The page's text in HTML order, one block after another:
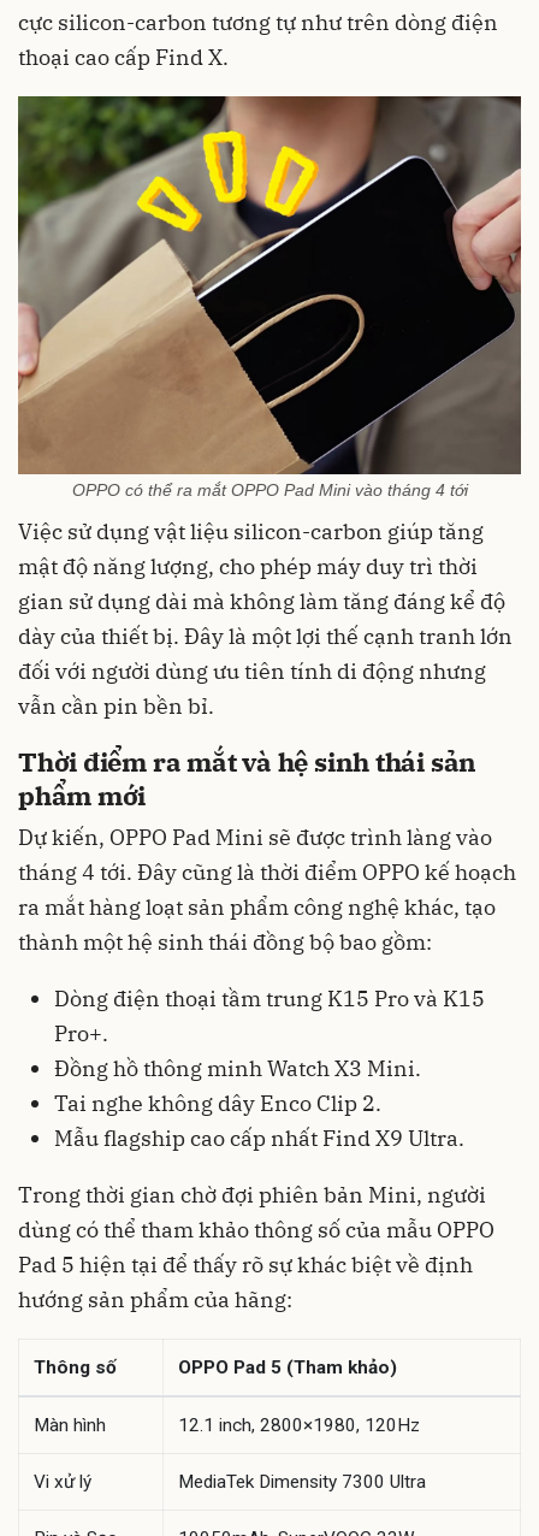
cực silicon-carbon tương tự như trên dòng điện
thoại cao cấp Find X.
OPPO có thể ra mắt OPPO Pad Mini vào tháng 4 tới
Việc sử dụng vật liệu silicon-carbon giúp tăng
mật độ năng lượng, cho phép máy duy trì thời
gian sử dụng dài mà không làm tăng đáng kể độ
dày của thiết bị. Đây là một lợi thế cạnh tranh lớn
đối với người dùng ưu tiên tính di động nhưng
vẫn cần pin bền bỉ.
Thời điểm ra mắt và hệ sinh thái sản
phẩm mới
Dự kiến, OPPO Pad Mini sẽ được trình làng vào
tháng 4 tới. Đây cũng là thời điểm OPPO kế hoạch
ra mắt hàng loạt sản phẩm công nghệ khác, tạo
thành một hệ sinh thái đồng bộ bao gồm:
Dòng điện thoại tầm trung K15 Pro và K15
Pro+.
Đồng hồ thông minh Watch X3 Mini.
Tai nghe không dây Enco Clip 2.
Mẫu flagship cao cấp nhất Find X9 Ultra.
Trong thời gian chờ đợi phiên bản Mini, người
dùng có thể tham khảo thông số của mẫu OPPO
Pad 5 hiện tại để thấy rõ sự khác biệt về định
hướng sản phẩm của hãng:
Thông số OPPO Pad 5 (Tham khảo)
Màn hình 12.1 inch, 2800×1980, 120Hz
Vi xử lý MediaTek Dimensity 7300 Ultra